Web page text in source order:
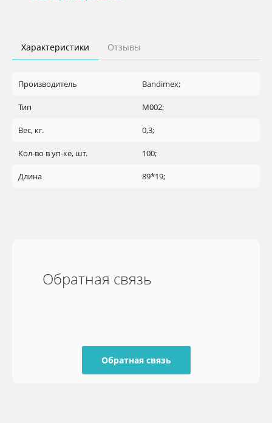
Характеристики Отзывы
Производитель Bandimex;
Тип M002;
Вес, кг. 0,3;
Кол-во в уп-ке, шт. 100;
Длина 89*19;
Обратная связь
Обратная связь